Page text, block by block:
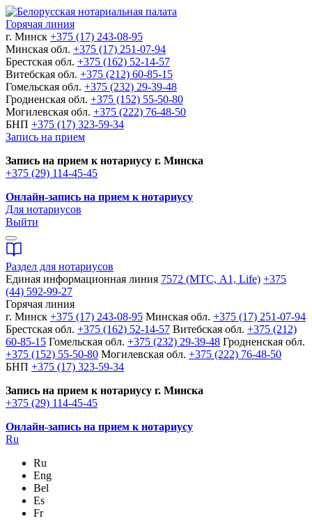
Горячая линия
г. Минск +375 (17) 243-08-95
Минская обл. +375 (17) 251-07-94
Брестская обл. +375 (162) 52-14-57
Витебская обл. +375 (212) 60-85-15
Гомельская обл. +375 (232) 29-39-48
Гродненская обл. +375 (152) 55-50-80
Могилевская обл. +375 (222) 76-48-50
БНП +375 (17) 323-59-34
Запись на прием
Запись на прием к нотариусу г. Минска
+375 (29) 114-45-45
Онлайн-запись на прием к нотариусу
Для нотариусов
Выйти
Раздел для нотариусов
Единая информационная линия 7572 (МТС, A1, Life) +375
(44) 592-99-27
Горячая линия
г. Минск +375 (17) 243-08-95 Минская обл. +375 (17) 251-07-94
Брестская обл. +375 (162) 52-14-57 Витебская обл. +375 (212)
60-85-15 Гомельская обл. +375 (232) 29-39-48 Гродненская обл.
+375 (152) 55-50-80 Могилевская обл. +375 (222) 76-48-50
БНП +375 (17) 323-59-34
Запись на прием к нотариусу г. Минска
+375 (29) 114-45-45
Онлайн-запись на прием к нотариусу
Ru
Ru
Eng
Bel
Es
Fr